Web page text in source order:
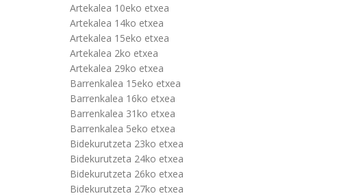
Artekalea 10eko etxea
Artekalea 14ko etxea
Artekalea 15eko etxea
Artekalea 2ko etxea
Artekalea 29ko etxea
Barrenkalea 15eko etxea
Barrenkalea 16ko etxea
Barrenkalea 31ko etxea
Barrenkalea 5eko etxea
Bidekurutzeta 23ko etxea
Bidekurutzeta 24ko etxea
Bidekurutzeta 26ko etxea
Bidekurutzeta 27ko etxea